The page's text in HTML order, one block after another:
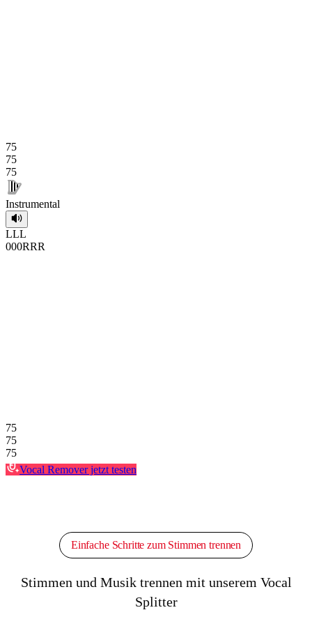
75
75
75
Instrumental
LLL
000RRR
75
75
75
Vocal Remover jetzt testen
Einfache Schritte zum Stimmen trennen
Stimmen und Musik trennen mit unserem Vocal
Splitter